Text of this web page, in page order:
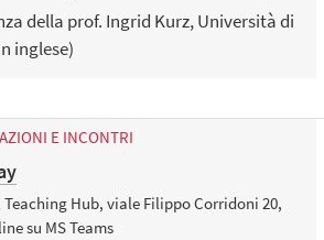
della prof. Ingrid Kurz, Università di
inglese)
E INCONTRI
Teaching Hub, viale Filippo Corridoni 20,
su MS Teams